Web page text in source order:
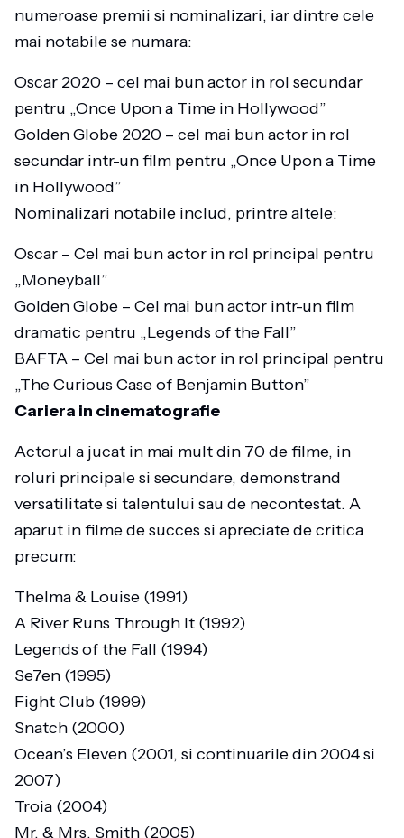
numeroase premii si nominalizari, iar dintre cele
mai notabile se numara:
Oscar 2020 – cel mai bun actor in rol secundar
pentru „Once Upon a Time in Hollywood”
Golden Globe 2020 – cel mai bun actor in rol
secundar intr-un film pentru „Once Upon a Time
in Hollywood”
Nominalizari notabile includ, printre altele:
Oscar – Cel mai bun actor in rol principal pentru
„Moneyball”
Golden Globe – Cel mai bun actor intr-un film
dramatic pentru „Legends of the Fall”
BAFTA – Cel mai bun actor in rol principal pentru
„The Curious Case of Benjamin Button”
Cariera in cinematografie
Actorul a jucat in mai mult din 70 de filme, in
roluri principale si secundare, demonstrand
versatilitate si talentului sau de necontestat. A
aparut in filme de succes si apreciate de critica
precum:
Thelma & Louise (1991)
A River Runs Through It (1992)
Legends of the Fall (1994)
Se7en (1995)
Fight Club (1999)
Snatch (2000)
Ocean’s Eleven (2001, si continuarile din 2004 si
2007)
Troia (2004)
Mr. & Mrs. Smith (2005)